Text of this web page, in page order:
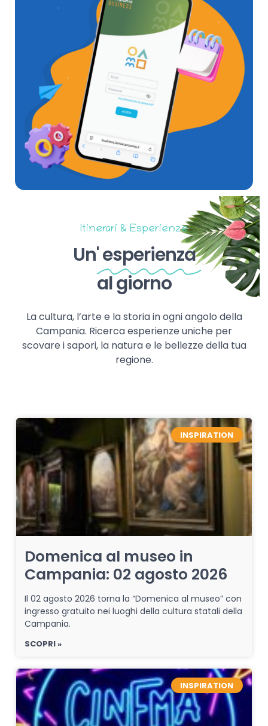
Itinerari & Esperienze
Un'esperienza
al giorno
La cultura, l’arte e la storia in ogni angolo della
Campania. Ricerca esperienze uniche per
scovare i sapori, la natura e le bellezze della tua
regione.
INSPIRATION
Domenica al museo in
Campania: 02 agosto 2026
Il 02 agosto 2026 torna la “Domenica al museo” con
ingresso gratuito nei luoghi della cultura statali della
Campania.
SCOPRI »
INSPIRATION